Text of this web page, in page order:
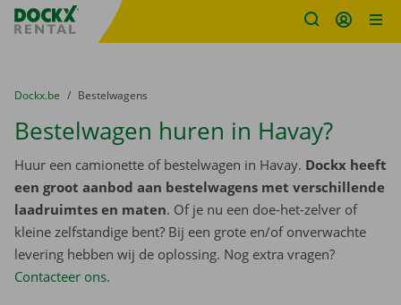
Fratello DEMO
U bevindt zich hier:
van
Dockx.be naar
Bestelwagens
Bestelwagen huren in Havay?
Huur een camionette of bestelwagen in Havay. Dockx heeft
een groot aanbod aan bestelwagens met verschillende
laadruimtes en maten. Of je nu een doe-het-zelver of
kleine zelfstandige bent? Bij een grote en/of onverwachte
levering hebben wij de oplossing. Nog extra vragen?
Contacteer ons.